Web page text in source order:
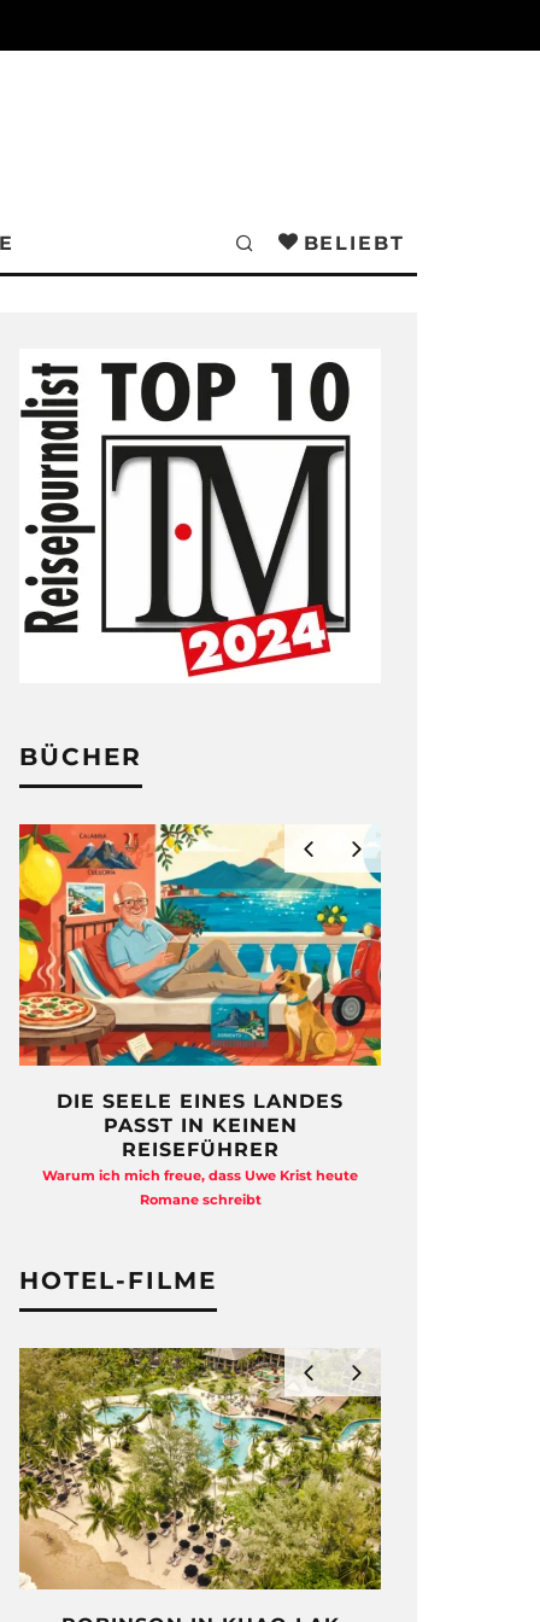
BELIEBT
BÜCHER
DIE SEELE EINES LANDES
PASST IN KEINEN
REISEFÜHRER
Warum ich mich freue, dass Uwe Krist heute
Romane schreibt
HOTEL-FILME